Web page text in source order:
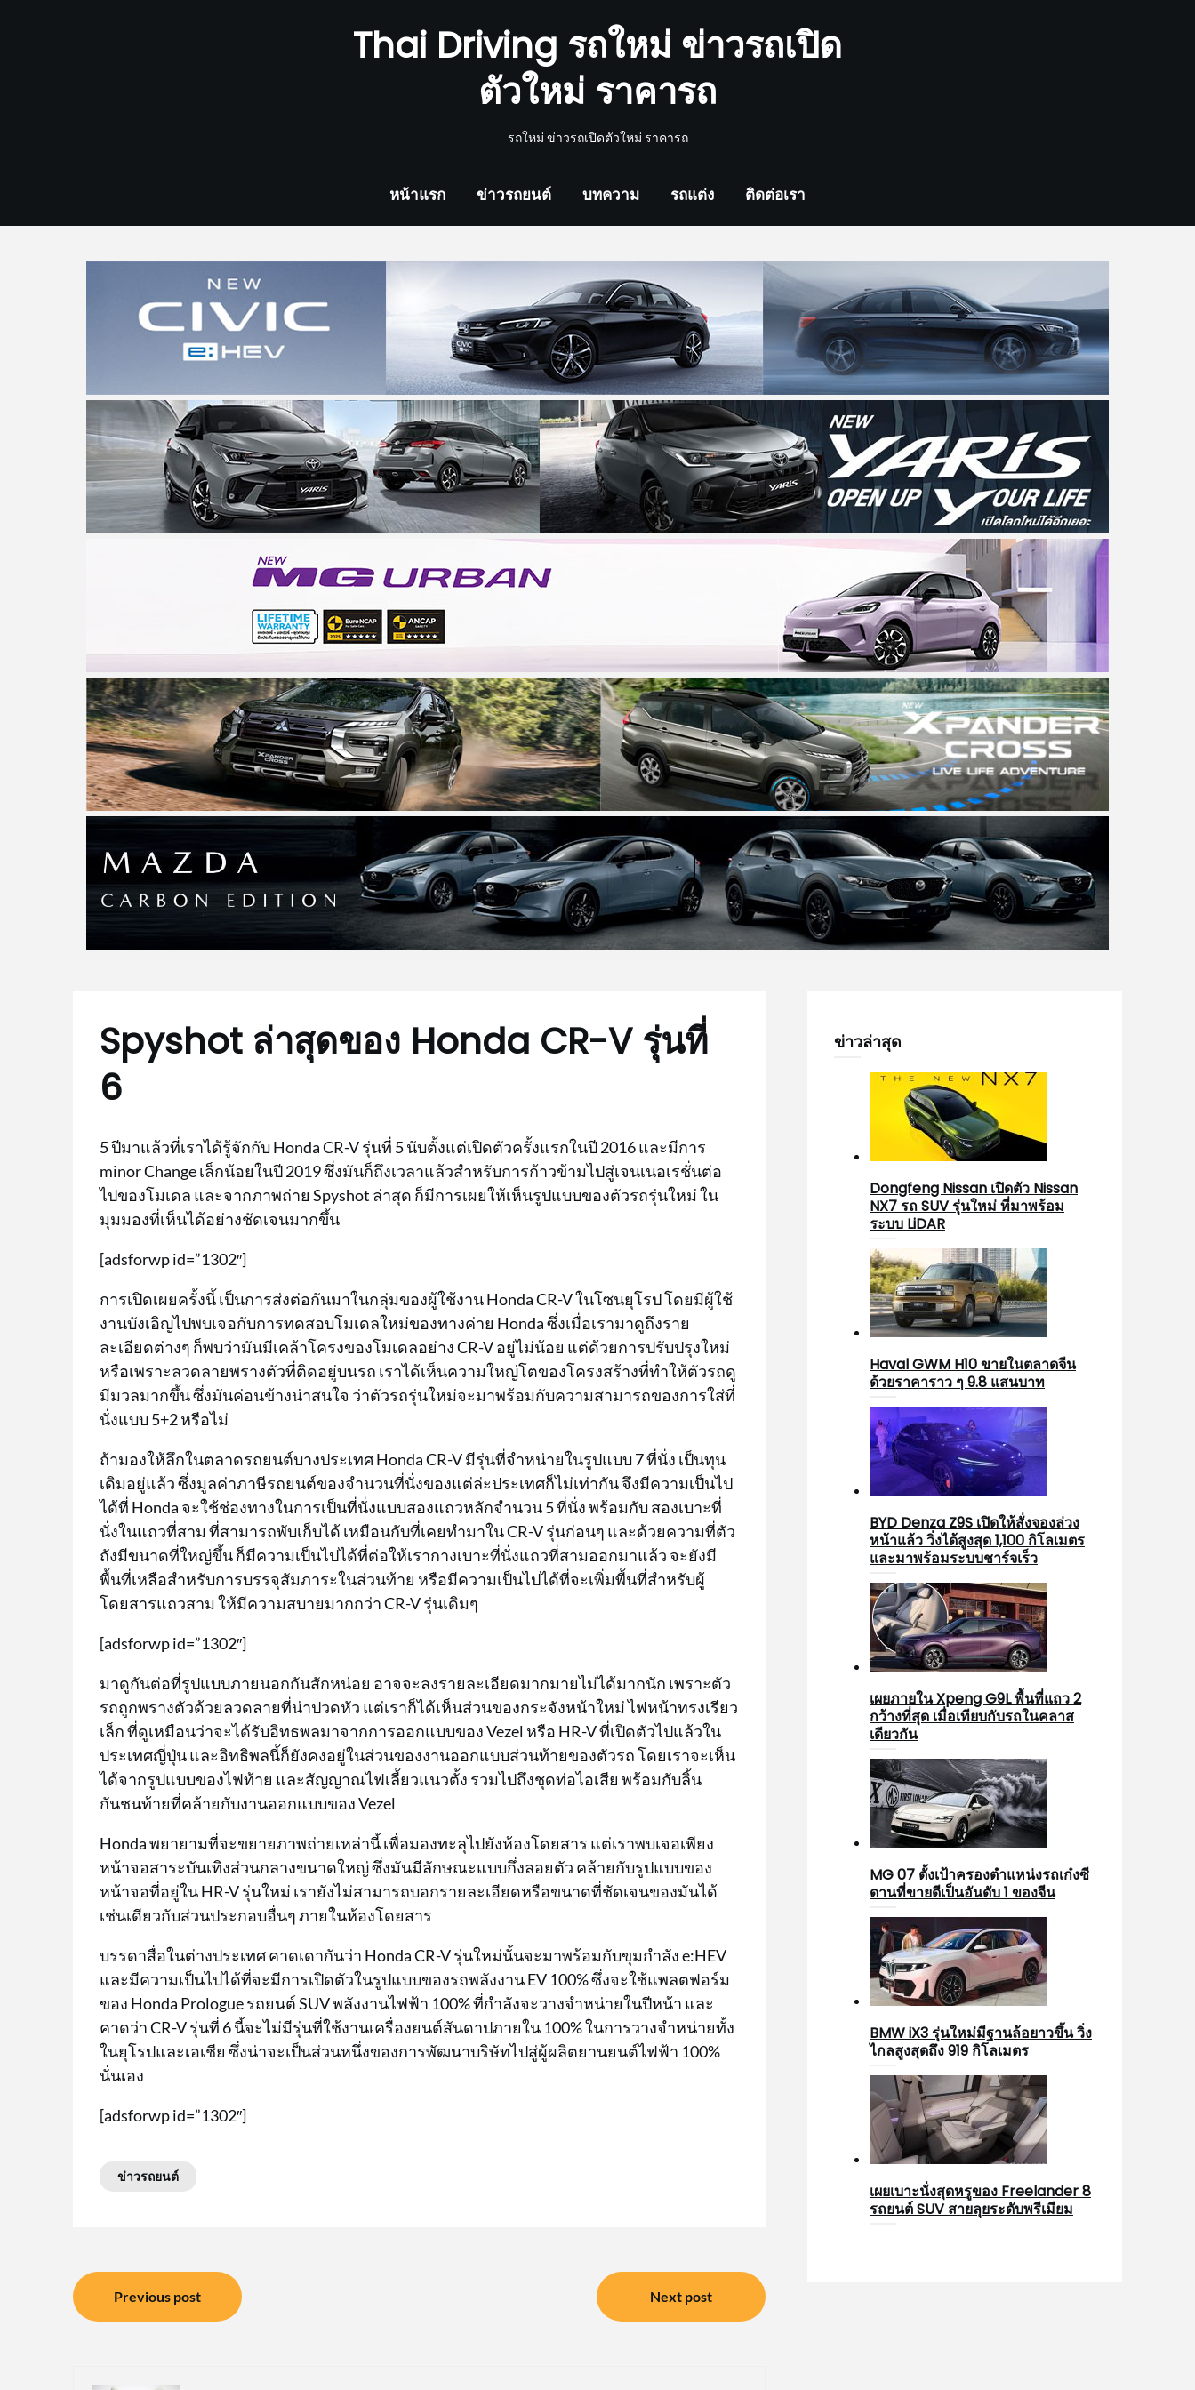
Thai Driving รถใหม่ ข่าวรถเปิด
ตัวใหม่ ราคารถ
รถใหม่ ข่าวรถเปิดตัวใหม่ ราคารถ
หน้าแรก ข่าวรถยนต์ บทความ รถแต่ง ติดต่อเรา
Spyshot ล่าสุดของ Honda CR-V รุ่นที่
6
5 ปีมาแล้วที่เราได้รู้จักกับ Honda CR-V รุ่นที่ 5 นับตั้งแต่เปิดตัวครั้งแรกในปี 2016 และมีการ
minor Change เล็กน้อยในปี 2019 ซึ่งมันก็ถึงเวลาแล้วสำหรับการก้าวข้ามไปสู่เจนเนอเรชั่นต่อ
ไปของโมเดล และจากภาพถ่าย Spyshot ล่าสุด ก็มีการเผยให้เห็นรูปแบบของตัวรถรุ่นใหม่ ใน
มุมมองที่เห็นได้อย่างชัดเจนมากขึ้น
[adsforwp id=”1302″]
การเปิดเผยครั้งนี้ เป็นการส่งต่อกันมาในกลุ่มของผู้ใช้งาน Honda CR-V ในโซนยุโรป โดยมีผู้ใช้
งานบังเอิญไปพบเจอกับการทดสอบโมเดลใหม่ของทางค่าย Honda ซึ่งเมื่อเรามาดูถึงราย
ละเอียดต่างๆ ก็พบว่ามันมีเคล้าโครงของโมเดลอย่าง CR-V อยู่ไม่น้อย แต่ด้วยการปรับปรุงใหม่
หรือเพราะลวดลายพรางตัวที่ติดอยู่บนรถ เราได้เห็นความใหญ่โตของโครงสร้างที่ทำให้ตัวรถดู
มีมวลมากขึ้น ซึ่งมันค่อนข้างน่าสนใจ ว่าตัวรถรุ่นใหม่จะมาพร้อมกับความสามารถของการใส่ที่
นั่งแบบ 5+2 หรือไม่
ถ้ามองให้ลึกในตลาดรถยนต์บางประเทศ Honda CR-V มีรุ่นที่จำหน่ายในรูปแบบ 7 ที่นั่ง เป็นทุน
เดิมอยู่แล้ว ซึ่งมูลค่าภาษีรถยนต์ของจำนวนที่นั่งของแต่ล่ะประเทศก็ไม่เท่ากัน จึงมีความเป็นไป
ได้ที่ Honda จะใช้ช่องทางในการเป็นที่นั่งแบบสองแถวหลักจำนวน 5 ที่นั่ง พร้อมกับ สองเบาะที่
นั่งในแถวที่สาม ที่สามารถพับเก็บได้ เหมือนกับที่เคยทำมาใน CR-V รุ่นก่อนๆ และด้วยความที่ตัว
ถังมีขนาดที่ใหญ่ขึ้น ก็มีความเป็นไปได้ที่ต่อให้เรากางเบาะที่นั่งแถวที่สามออกมาแล้ว จะยังมี
พื้นที่เหลือสำหรับการบรรจุสัมภาระในส่วนท้าย หรือมีความเป็นไปได้ที่จะเพิ่มพื้นที่สำหรับผู้
โดยสารแถวสาม ให้มีความสบายมากกว่า CR-V รุ่นเดิมๆ
[adsforwp id=”1302″]
มาดูกันต่อที่รูปแบบภายนอกกันสักหน่อย อาจจะลงรายละเอียดมากมายไม่ได้มากนัก เพราะตัว
รถถูกพรางตัวด้วยลวดลายที่น่าปวดหัว แต่เราก็ได้เห็นส่วนของกระจังหน้าใหม่ ไฟหน้าทรงเรียว
เล็ก ที่ดูเหมือนว่าจะได้รับอิทธพลมาจากการออกแบบของ Vezel หรือ HR-V ที่เปิดตัวไปแล้วใน
ประเทศญี่ปุ่น และอิทธิพลนี้ก็ยังคงอยู่ในส่วนของงานออกแบบส่วนท้ายของตัวรถ โดยเราจะเห็น
ได้จากรูปแบบของไฟท้าย และสัญญาณไฟเลี้ยวแนวตั้ง รวมไปถึงชุดท่อไอเสีย พร้อมกับลิ้น
กันชนท้ายที่คล้ายกับงานออกแบบของ Vezel
Honda พยายามที่จะขยายภาพถ่ายเหล่านี้ เพื่อมองทะลุไปยังห้องโดยสาร แต่เราพบเจอเพียง
หน้าจอสาระบันเทิงส่วนกลางขนาดใหญ่ ซึ่งมันมีลักษณะแบบกึ่งลอยตัว คล้ายกับรูปแบบของ
หน้าจอที่อยู่ใน HR-V รุ่นใหม่ เรายังไม่สามารถบอกรายละเอียดหรือขนาดที่ชัดเจนของมันได้
เช่นเดียวกับส่วนประกอบอื่นๆ ภายในห้องโดยสาร
บรรดาสื่อในต่างประเทศ คาดเดากันว่า Honda CR-V รุ่นใหม่นั้นจะมาพร้อมกับขุมกำลัง e:HEV
และมีความเป็นไปได้ที่จะมีการเปิดตัวในรูปแบบของรถพลังงาน EV 100% ซึ่งจะใช้แพลตฟอร์ม
ของ Honda Prologue รถยนต์ SUV พลังงานไฟฟ้า 100% ที่กำลังจะวางจำหน่ายในปีหน้า และ
คาดว่า CR-V รุ่นที่ 6 นี้จะไม่มีรุ่นที่ใช้งานเครื่องยนต์สันดาปภายใน 100% ในการวางจำหน่ายทั้ง
ในยุโรปและเอเชีย ซึ่งน่าจะเป็นส่วนหนึ่งของการพัฒนาบริษัทไปสู่ผู้ผลิตยานยนต์ไฟฟ้า 100%
นั่นเอง
[adsforwp id=”1302″]
ข่าวรถยนต์
แนะแนว
เรื่อง
Previous post Next post
ข่าวล่าสุด
Dongfeng Nissan เปิดตัว Nissan
NX7 รถ SUV รุ่นใหม่ ที่มาพร้อม
ระบบ LiDAR
Haval GWM H10 ขายในตลาดจีน
ด้วยราคาราว ๆ 9.8 แสนบาท
BYD Denza Z9S เปิดให้สั่งจองล่วง
หน้าแล้ว วิ่งได้สูงสุด 1,100 กิโลเมตร
และมาพร้อมระบบชาร์จเร็ว
เผยภายใน Xpeng G9L พื้นที่แถว 2
กว้างที่สุด เมื่อเทียบกับรถในคลาส
เดียวกัน
MG 07 ตั้งเป้าครองตำแหน่งรถเก๋งซี
ดานที่ขายดีเป็นอันดับ 1 ของจีน
BMW iX3 รุ่นใหม่มีฐานล้อยาวขึ้น วิ่ง
ไกลสูงสุดถึง 919 กิโลเมตร
เผยเบาะนั่งสุดหรูของ Freelander 8
รถยนต์ SUV สายลุยระดับพรีเมียม